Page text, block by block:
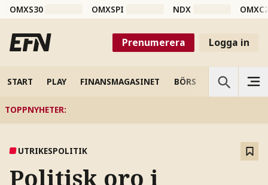
OMXS30 OMXSPI NDX
Prenumerera Logga in
START PLAY FINANSMAGASINET BÖRS VETENSKAP
TOPPNYHETER:
UTRIKESPOLITIK
Politisk oro i